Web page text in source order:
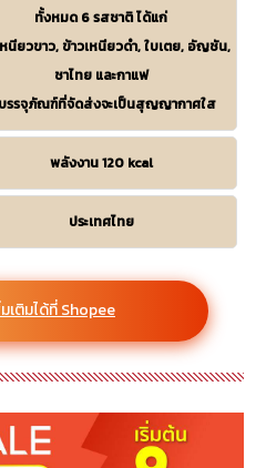
ทั้งหมด 6 รสชาติ ได้แก่
หนียวขาว, ข้าวเหนียวดำ, ใบเตย, อัญชัน,
ชาไทย และกาแฟ
รรจุภัณฑ์ที่จัดส่งจะเป็นสุญญากาศใส
พลังงาน 120 kcal
ประเทศไทย
เติมได้ที่ Shopee